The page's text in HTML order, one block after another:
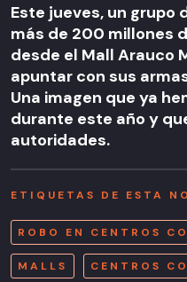
Este jueves, un grupo
más de 200 millones
desde el Mall Arauco
apuntar con sus
Una imagen que ya
durante este año y
autoridades.
ETIQUETAS DE ESTA
ROBO EN CENTROS
MALLS CENTROS